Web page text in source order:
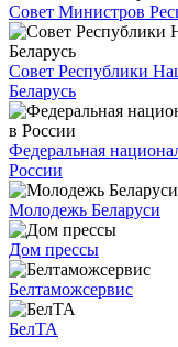
Совет Министров
Совет Республики
Беларусь
Федеральная
России
Молодежь Беларуси
Дом прессы
Белтаможсервис
БелТА